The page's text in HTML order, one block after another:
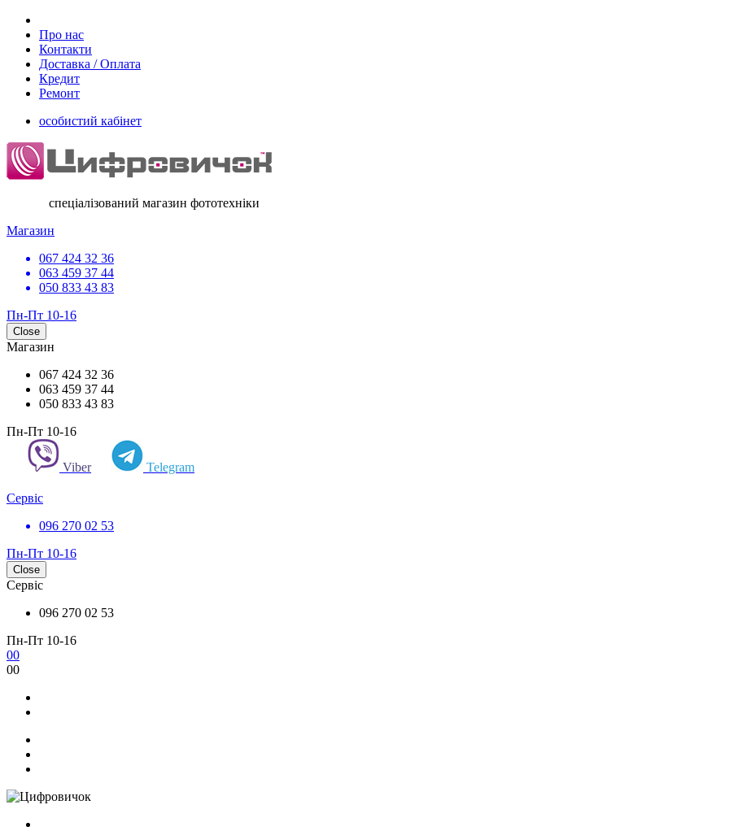
Про нас
Контакти
Доставка / Оплата
Кредит
Ремонт
особистий кабінет
спеціалізований магазин фототехніки
Магазин
067 424 32 36
063 459 37 44
050 833 43 83
Пн-Пт 10-16
Close
Магазин
067 424 32 36
063 459 37 44
050 833 43 83
Пн-Пт 10-16
Viber Telegram
Сервіс
096 270 02 53
Пн-Пт 10-16
Close
Сервіс
096 270 02 53
Пн-Пт 10-16
00
00